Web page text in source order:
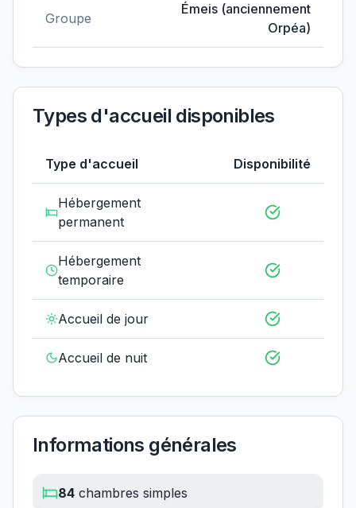
Groupe
Émeis (anciennement
Orpéa)
Types d'accueil disponibles
Type d'accueil Disponibilité
Hébergement
permanent
Hébergement
temporaire
Accueil de jour
Accueil de nuit
Informations générales
84 chambres simples